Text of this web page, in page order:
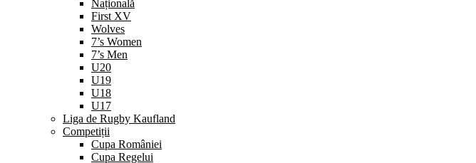
Națională
First XV
Wolves
7’s Women
7’s Men
U20
U19
U18
U17
Liga de Rugby Kaufland
Competiții
Cupa României
Cupa Regelui